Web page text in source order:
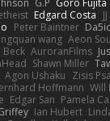
Edgard Costa JJ
Peter Baintner
wang Aeon
Beck AuroranFilms
Shawn Miller
Agon Ushaku Zisis
Hoffmann Will
Edgar San Pamela
Ian Hubert